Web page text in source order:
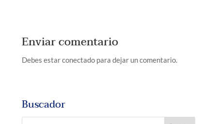
Enviar comentario
Debes estar conectado para dejar un comentario.
Buscador